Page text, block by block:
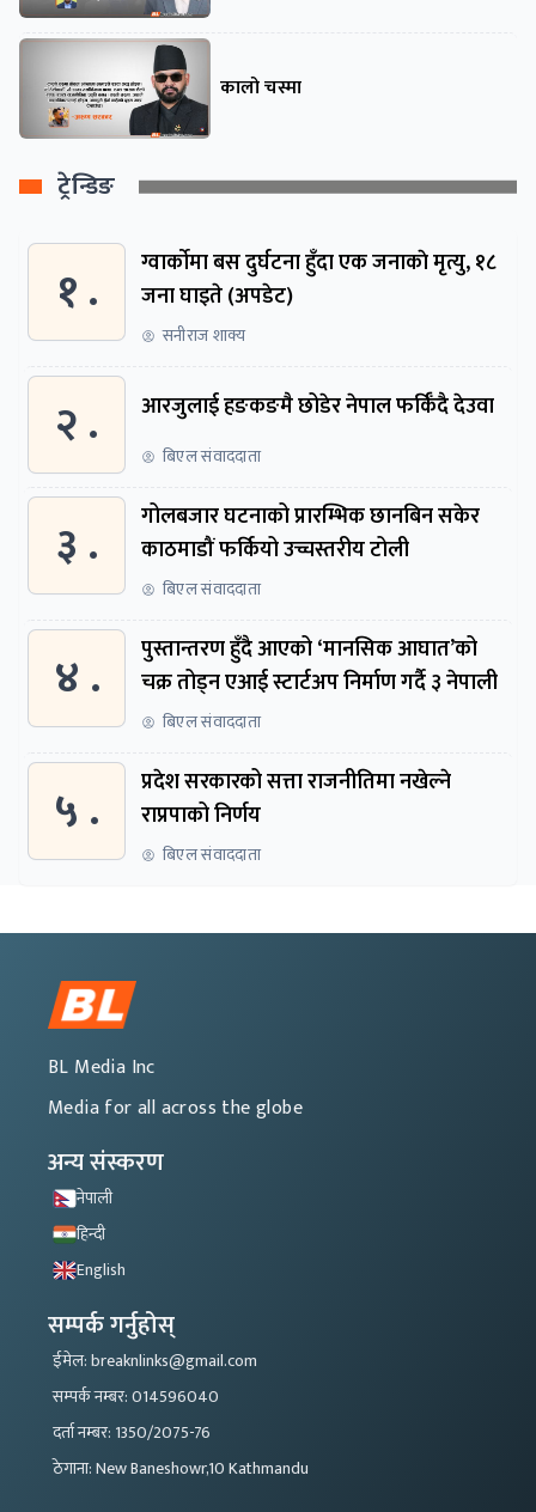
कालो चस्मा
ट्रेन्डिङ
१ .
ग्वार्काेमा बस दुर्घटना हुँदा एक जनाकाे मृत्यु, १८
जना घाइते (अपडेट)
सनीराज शाक्य
२ . आरजुलाई हङकङमै छोडेर नेपाल फर्किँदै देउवा
बिएल संवाददाता
३ .
गोलबजार घटनाको प्रारम्भिक छानबिन सकेर
काठमाडौं फर्कियो उच्चस्तरीय टोली
बिएल संवाददाता
४ .
पुस्तान्तरण हुँदै आएको ‘मानसिक आघात’को
चक्र तोड्न एआई स्टार्टअप निर्माण गर्दै ३ नेपाली
बिएल संवाददाता
५ .
प्रदेश सरकारको सत्ता राजनीतिमा नखेल्ने
राप्रपाको निर्णय
बिएल संवाददाता
BL Media Inc
Media for all across the globe
अन्य संस्करण
नेपाली
हिन्दी
English
सम्पर्क गर्नुहोस्
ईमेल: breaknlinks@gmail.com
सम्पर्क नम्बर: 014596040
दर्ता नम्बर: 1350/2075-76
ठेगाना: New Baneshowr,10 Kathmandu